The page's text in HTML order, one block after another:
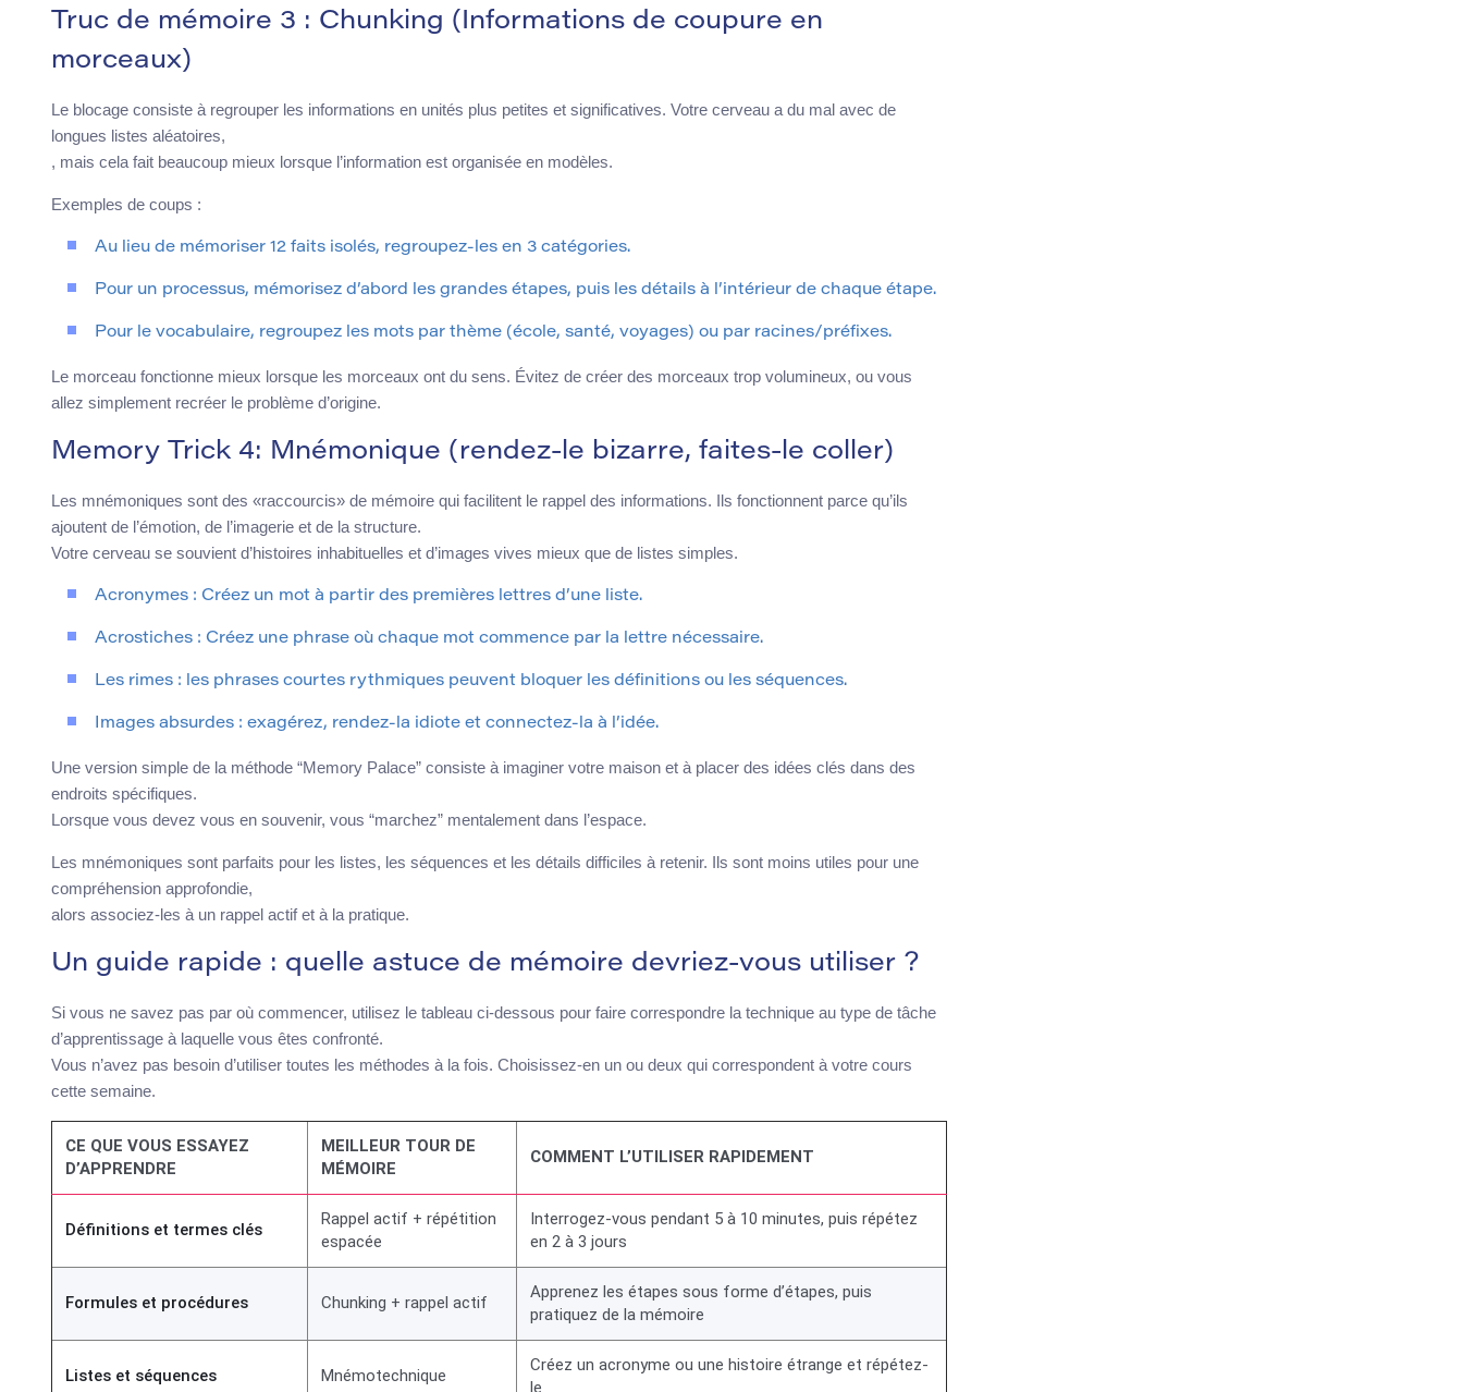
Truc de mémoire 3 : Chunking (Informations de coupure en
morceaux)
Le blocage consiste à regrouper les informations en unités plus petites et significatives. Votre cerveau a du mal avec de
longues listes aléatoires,
, mais cela fait beaucoup mieux lorsque l’information est organisée en modèles.
Exemples de coups :
Au lieu de mémoriser 12 faits isolés, regroupez-les en 3 catégories.
Pour un processus, mémorisez d’abord les grandes étapes, puis les détails à l’intérieur de chaque étape.
Pour le vocabulaire, regroupez les mots par thème (école, santé, voyages) ou par racines/préfixes.
Le morceau fonctionne mieux lorsque les morceaux ont du sens. Évitez de créer des morceaux trop volumineux, ou vous
allez simplement recréer le problème d’origine.
Memory Trick 4: Mnémonique (rendez-le bizarre, faites-le coller)
Les mnémoniques sont des «raccourcis» de mémoire qui facilitent le rappel des informations. Ils fonctionnent parce qu’ils
ajoutent de l’émotion, de l’imagerie et de la structure.
Votre cerveau se souvient d’histoires inhabituelles et d’images vives mieux que de listes simples.
Acronymes : Créez un mot à partir des premières lettres d’une liste.
Acrostiches : Créez une phrase où chaque mot commence par la lettre nécessaire.
Les rimes : les phrases courtes rythmiques peuvent bloquer les définitions ou les séquences.
Images absurdes : exagérez, rendez-la idiote et connectez-la à l’idée.
Une version simple de la méthode “Memory Palace” consiste à imaginer votre maison et à placer des idées clés dans des
endroits spécifiques.
Lorsque vous devez vous en souvenir, vous “marchez” mentalement dans l’espace.
Les mnémoniques sont parfaits pour les listes, les séquences et les détails difficiles à retenir. Ils sont moins utiles pour une
compréhension approfondie,
alors associez-les à un rappel actif et à la pratique.
Un guide rapide : quelle astuce de mémoire devriez-vous utiliser ?
Si vous ne savez pas par où commencer, utilisez le tableau ci-dessous pour faire correspondre la technique au type de tâche
d’apprentissage à laquelle vous êtes confronté.
Vous n’avez pas besoin d’utiliser toutes les méthodes à la fois. Choisissez-en un ou deux qui correspondent à votre cours
cette semaine.
CE QUE VOUS ESSAYEZ
D’APPRENDRE
MEILLEUR TOUR DE
MÉMOIRE
COMMENT L’UTILISER RAPIDEMENT
Définitions et termes clés
Rappel actif + répétition
espacée
Interrogez-vous pendant 5 à 10 minutes, puis répétez
en 2 à 3 jours
Formules et procédures Chunking + rappel actif
Apprenez les étapes sous forme d’étapes, puis
pratiquez de la mémoire
Listes et séquences Mnémotechnique
Créez un acronyme ou une histoire étrange et répétez-
le